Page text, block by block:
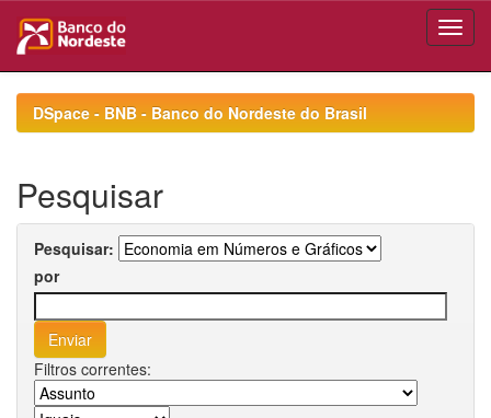
navigationDSpace - BNB - Banco do Nordeste do Brasil
Pesquisar
Pesquisar:
por
Filtros correntes: